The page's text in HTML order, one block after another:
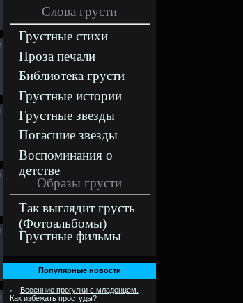
Слова грусти
Грустные стихи
Проза печали
Библиотека грусти
Грустные истории
Грустные звезды
Погасшие звезды
Воспоминания о
детстве
Образы грусти
Так выглядит грусть
(Фотоальбомы)
Грустные фильмы
Популярные новости
Весенние прогулки с младенцем.
Как избежать простуды?